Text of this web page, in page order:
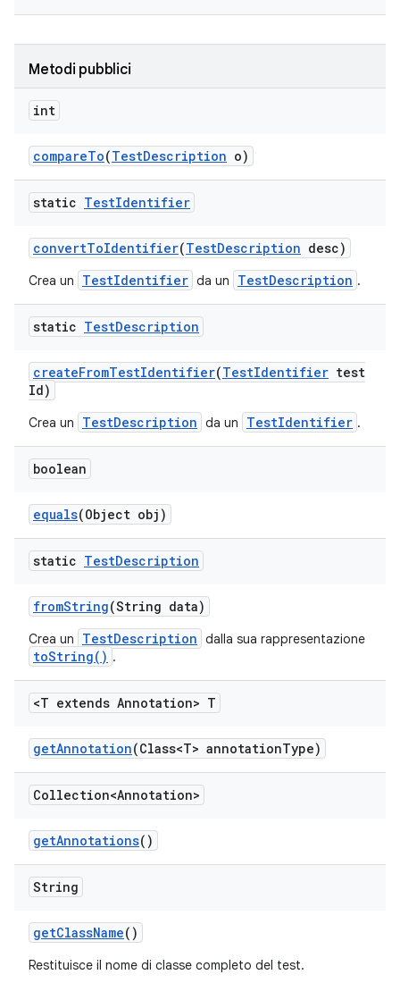
Metodi pubblici
int
compareTo(TestDescription o)
static TestIdentifier
convertToIdentifier(TestDescription desc)
Crea un TestIdentifier da un TestDescription .
static TestDescription
createFromTestIdentifier(TestIdentifier test
Id)
Crea un TestDescription da un TestIdentifier .
boolean
equals(Object obj)
static TestDescription
fromString(String data)
Crea un TestDescription dalla sua rappresentazione
toString() .
<T extends Annotation> T
getAnnotation(Class<T> annotationType)
Collection<Annotation>
getAnnotations()
String
getClassName()
Restituisce il nome di classe completo del test.